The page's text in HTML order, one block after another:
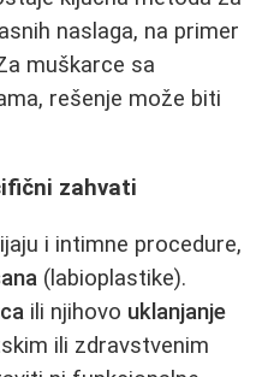
naslaga, na primer
muškarce sa
rešenje može biti
zahvati
i intimne procedure,
(labioplastike).
ili njihovo uklanjanje
ili zdravstvenim